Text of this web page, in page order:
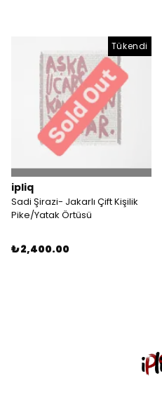
Tükendi
ipliq
Sadi Şirazi- Jakarlı Çift Kişilik
Pike/Yatak Örtüsü
₺ 2,400.00